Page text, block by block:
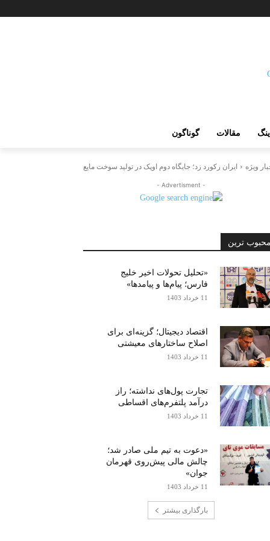
مقالات گوناگون
ویژه ایران رکورد زد؛ جایگاه دوم اوپک در تولید سوخت مایع
- Advertisment -
محبوب ترین
«تحلیل تحولات اخیر خلیج
فارس؛ پیام‌ها و پیامدها»
11 خرداد 1403
اقتصاد دیجیتال؛ گزینه‌ای برای
اصلاح ساختارهای معیشتی
11 خرداد 1403
تجارت پول‌های نداشته؛ راز
درآمد پلتفرم‌های اقساطی
11 خرداد 1403
«دعوت به تیم ملی صادر شد؛
چالش مالی پیش‌روی قهرمان
جوان»
11 خرداد 1403
بارگذاری بیشتر